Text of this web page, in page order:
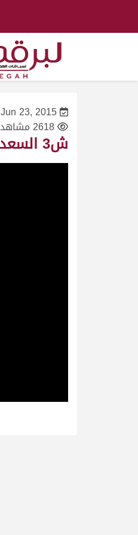
Jun 23, 2015
2618 مشاهدة
ش3 السعدية ملك/ عبيد حمد شينان – السباق المحلي الثالث 13/11/2009– ثنايا بكار- التوقيت 9:27:05